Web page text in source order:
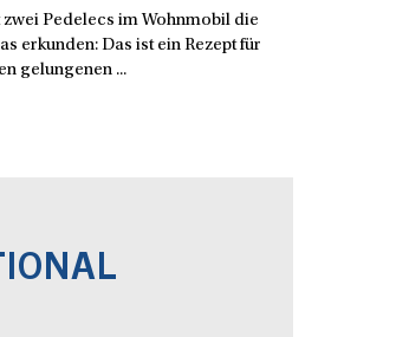
Pedelecs im Wohnmobil die
erkunden: Das ist ein Rezept für
gelungenen ...